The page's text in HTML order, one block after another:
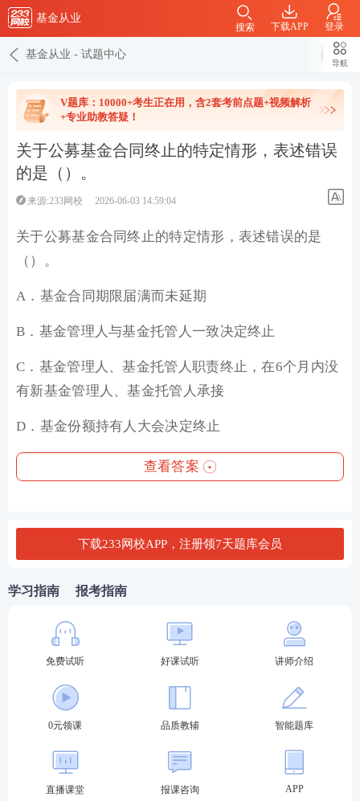
基金从业
下载APP 登录
搜索
基金从业 - 试题中心
导航
V题库：10000+考生正在用，含2套考前点题+视频解析
+专业助教答疑！
关于公募基金合同终止的特定情形，表述错误
的是（）。
来源:233网校 2026-06-03 14:59:04
关于公募基金合同终止的特定情形，表述错误的是
（）。
A．基金合同期限届满而未延期
B．基金管理人与基金托管人一致决定终止
C．基金管理人、基金托管人职责终止，在6个月内没
有新基金管理人、基金托管人承接
D．基金份额持有人大会决定终止
查看答案
下载233网校APP，注册领7天题库会员
学习指南 报考指南
免费试听 好课试听 讲师介绍
0元领课 品质教辅 智能题库
直播课堂 报课咨询 APP